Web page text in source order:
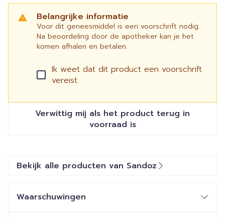
Belangrijke informatie
Voor dit geneesmiddel is een voorschrift nodig.
Na beoordeling door de apotheker kan je het
komen afhalen en betalen.
Ik weet dat dit product een voorschrift
vereist.
Verwittig mij als het product terug in
voorraad is
Bekijk alle producten van Sandoz
Waarschuwingen